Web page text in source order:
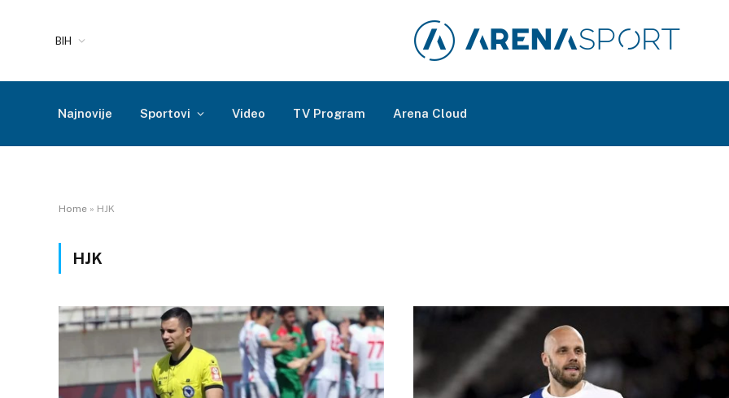
BIH
Najnovije Sportovi Video TV Program Arena Cloud
Home » HJK
HJK